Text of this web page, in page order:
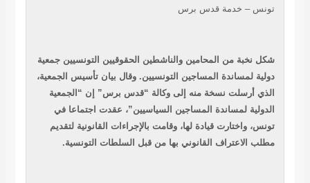
تونس – خدمة قدس برس
شكل نخبة من المحامين والناشطين الحقوقيين التونسيين جمعية
دولية لمساندة المساجين التونسيين. وقال بيان تأسيس الجمعية،
الذي أرسلت نسخة منه إلى وكالة “قدس برس” إن “الجمعية
الدولية لمساندة المساجين السياسيين”، عقدت اجتماعا في
تونس، واختارت قيادة لها، وقامت بالإجراءات القانونية لتقديم
مطلب الاعتراف القانوني بها من قبل السلطات التونسية.